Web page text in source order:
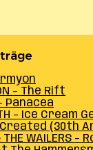
– The Rift
Panacea
– Ice Cream
(30th
THE WAILERS –